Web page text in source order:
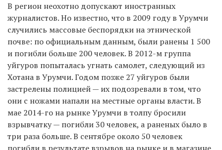
В регион неохотно допускают иностранных
журналистов. Но известно, что в 2009 году в Урумчи
случились массовые беспорядки на этнической
почве: по официальным данным, были ранены 1 500
и погибли больше 200 человек. В 2012-м группа
уйгуров попыталась угнать самолет, следующий из
Хотана в Урумчи. Годом позже 27 уйгуров были
застрелены полицией — их подозревали в том, что
они с ножами напали на местные органы власти. В
мае 2014-го на рынке Урумчи в толпу бросили
взрывчатку — погибли 30 человек, а раненых было в
три раза больше. В сентябре около 50 человек